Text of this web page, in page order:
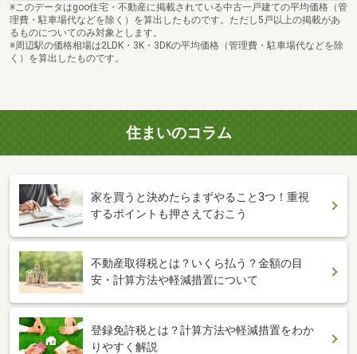
※このデータはgoo住宅・不動産に掲載されている中古一戸建ての平均価格（管
理費・駐車場代などを除く）を算出したものです。ただし5戸以上の掲載があ
るものについてのみ対象とします。
※周辺駅の価格相場は2LDK・3K・3DKの平均価格（管理費・駐車場代などを除
く）を算出したものです。
住まいのコラム
家を買うと決めたらまずやること3つ！重視
するポイントも押さえておこう
不動産取得税とは？いくら払う？金額の目
安・計算方法や軽減措置について
登録免許税とは？計算方法や軽減措置をわか
りやすく解説